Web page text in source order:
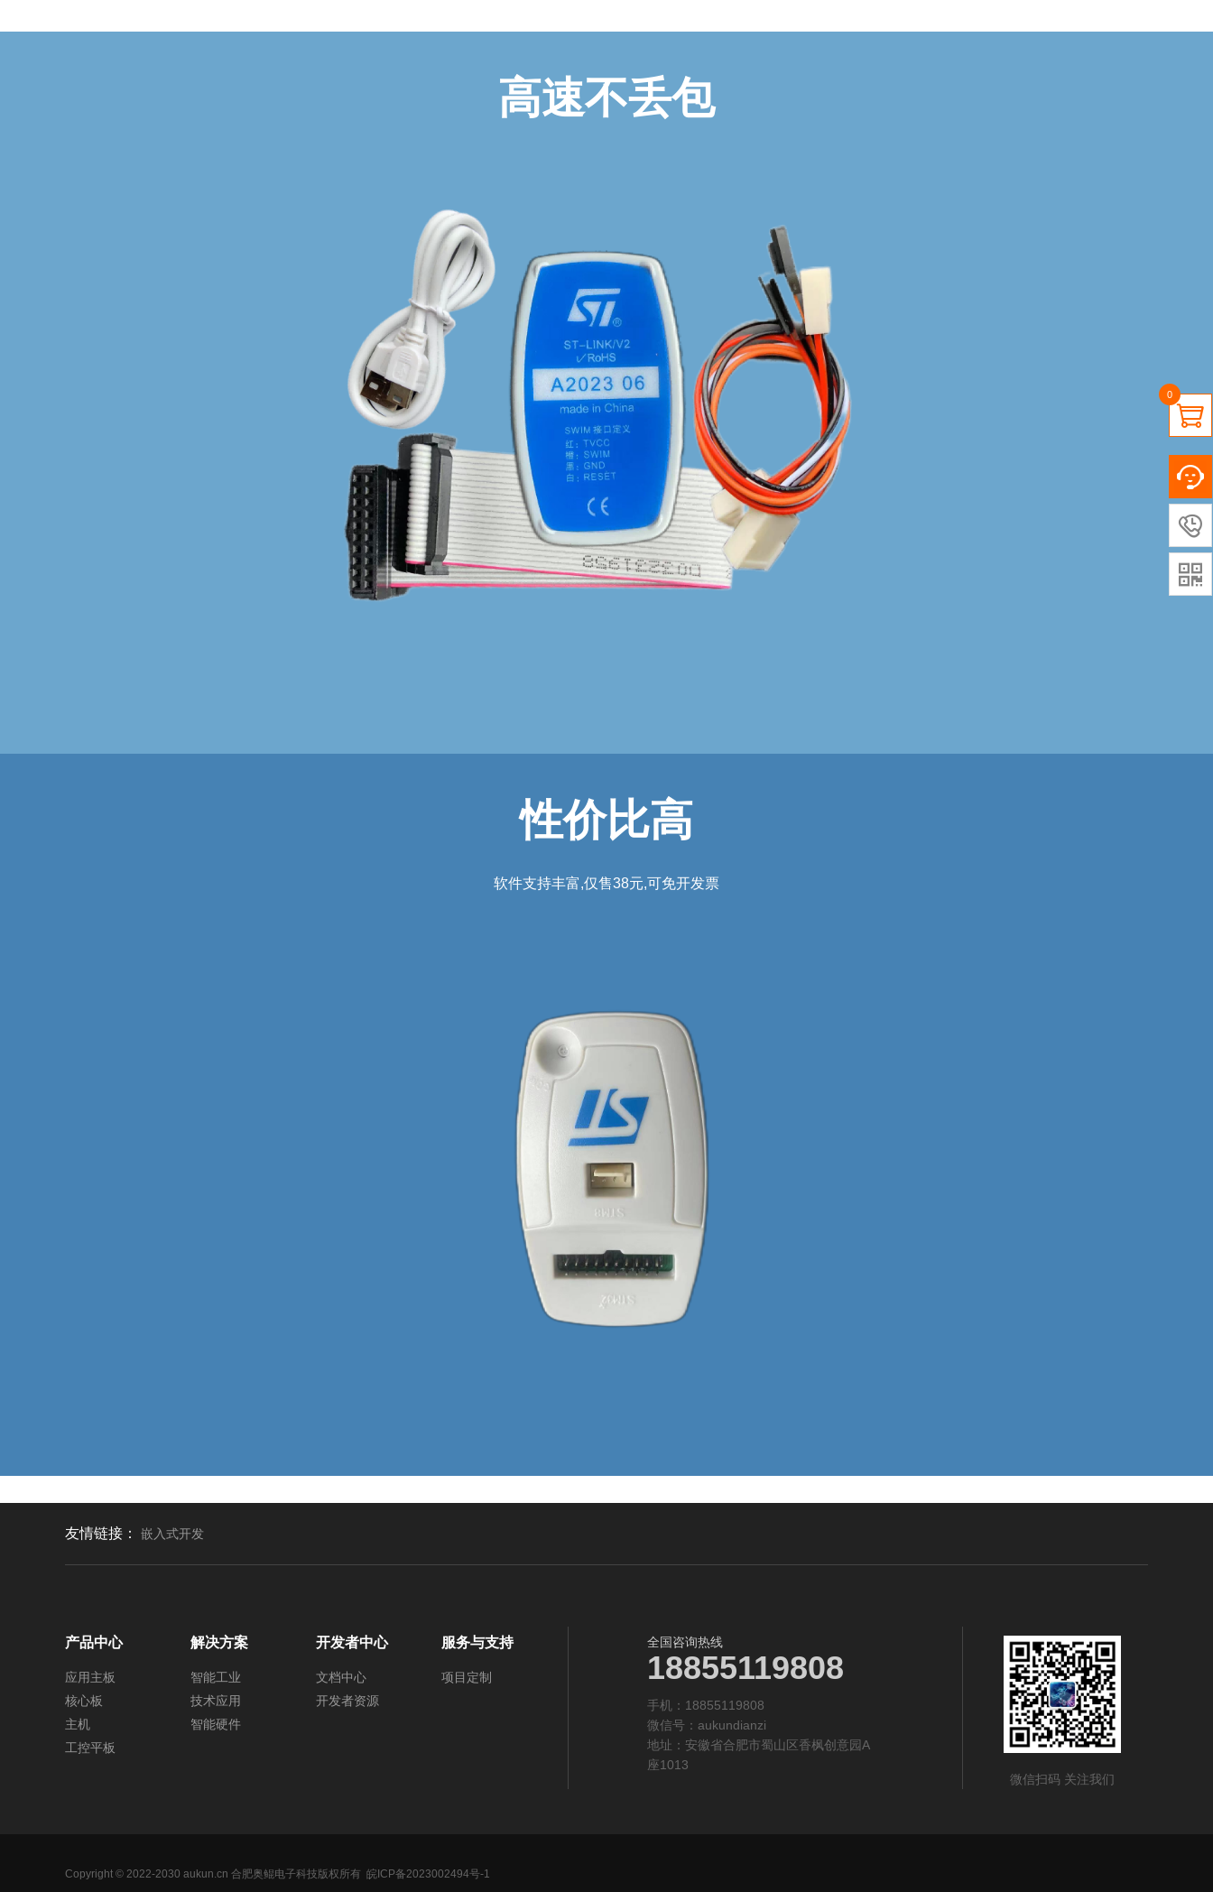
高速不丢包
性价比高
软件支持丰富,仅售38元,可免开发票
友情链接： 嵌入式开发
产品中心
应用主板
核心板
主机
工控平板
解决方案
智能工业
技术应用
智能硬件
开发者中心
文档中心
开发者资源
服务与支持
项目定制
微信扫码 关注我们
全国咨询热线
18855119808
手机：18855119808
微信号：aukundianzi
地址：安徽省合肥市蜀山区香枫创意园A
座1013
Copyright © 2022-2030 aukun.cn 合肥奥鲲电子科技版权所有 皖ICP备2023002494号-1

0

